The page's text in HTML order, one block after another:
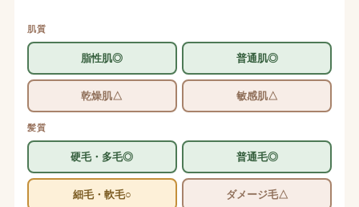
肌質
脂性肌◎ 普通肌◎
乾燥肌△ 敏感肌△
髪質
硬毛・多毛◎ 普通毛◎
細毛・軟毛○ ダメージ毛△